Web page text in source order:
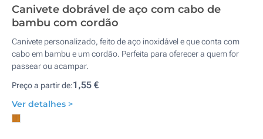
Canivete dobrável de aço com cabo de
bambu com cordão
Canivete personalizado, feito de aço inoxidável e que conta com
cabo em bambu e um cordão. Perfeita para oferecer a quem for
passear ou acampar.
Preço a partir de:1,55 €
Ver detalhes >